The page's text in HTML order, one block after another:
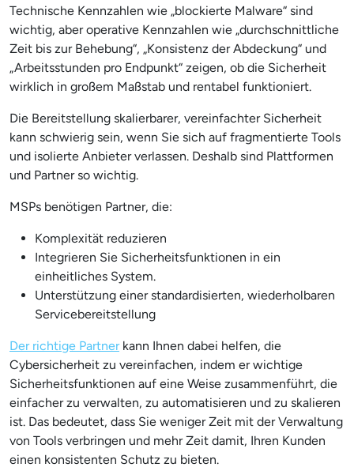
Technische Kennzahlen wie „blockierte Malware“ sind
wichtig, aber operative Kennzahlen wie „durchschnittliche
Zeit bis zur Behebung“, „Konsistenz der Abdeckung“ und
„Arbeitsstunden pro Endpunkt“ zeigen, ob die Sicherheit
wirklich in großem Maßstab und rentabel funktioniert.
Die Bereitstellung skalierbarer, vereinfachter Sicherheit
kann schwierig sein, wenn Sie sich auf fragmentierte Tools
und isolierte Anbieter verlassen. Deshalb sind Plattformen
und Partner so wichtig.
MSPs benötigen Partner, die:
Komplexität reduzieren
Integrieren Sie Sicherheitsfunktionen in ein
einheitliches System.
Unterstützung einer standardisierten, wiederholbaren
Servicebereitstellung
Der richtige Partnerkann Ihnen dabei helfen, die
Cybersicherheit zu vereinfachen, indem er wichtige
Sicherheitsfunktionen auf eine Weise zusammenführt, die
einfacher zu verwalten, zu automatisieren und zu skalieren
ist. Das bedeutet, dass Sie weniger Zeit mit der Verwaltung
von Tools verbringen und mehr Zeit damit, Ihren Kunden
einen konsistenten Schutz zu bieten.